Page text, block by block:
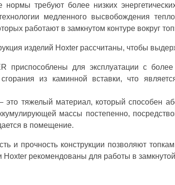
нормы требуют более низких
медленного высвобождения
работают в замкнутом контуре вокруг
изделий Hoxter рассчитаны, чтобы
приспособлены для эксплуатации с
из каминной вставки, что
тяжелый материал, который способен
массы постепенно,
в помещение.
и прочность конструкции позволяют
Hoxter рекомендованы для работы в